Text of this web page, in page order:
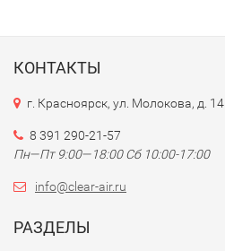
КОНТАКТЫ
г. Красноярск, ул. Молокова, д. 14
8 391 290-21-57
Пн—Пт 9:00—18:00 Сб 10:00-17:00
info@clear-air.ru
РАЗДЕЛЫ